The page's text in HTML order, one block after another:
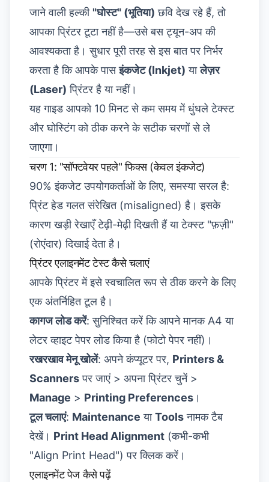
जाने वाली हल्की "घोस्ट" (भूतिया) छवि देख रहे हैं, तो
आपका प्रिंटर टूटा नहीं है—उसे बस ट्यून-अप की
आवश्यकता है। सुधार पूरी तरह से इस बात पर निर्भर
करता है कि आपके पासइंकजेट (Inkjet) यालेज़र
(Laser) प्रिंटर है या नहीं।
यह गाइड आपको 10 मिनट से कम समय में धुंधले टेक्स्ट
और घोस्टिंग को ठीक करने के सटीक चरणों से ले
जाएगा।
चरण 1: "सॉफ्टवेयर पहले" फिक्स (केवल इंकजेट)
90% इंकजेट उपयोगकर्ताओं के लिए, समस्या सरल है:
प्रिंट हेड गलत संरेखित (misaligned) है। इसके
कारण खड़ी रेखाएँ टेढ़ी-मेढ़ी दिखती हैं या टेक्स्ट "फ़ज़ी"
(रोएंदार) दिखाई देता है।
प्रिंटर एलाइनमेंट टेस्ट कैसे चलाएं
आपके प्रिंटर में इसे स्वचालित रूप से ठीक करने के लिए
एक अंतर्निहित टूल है।
कागज लोड करें: सुनिश्चित करें कि आपने मानक A4 या
लेटर व्हाइट पेपर लोड किया है (फोटो पेपर नहीं)।
रखरखाव मेनू खोलें: अपने कंप्यूटर पर, Printers &
Scannersपर जाएं > अपना प्रिंटर चुनें >
Manage > Printing Preferences ।
टूल चलाएं: Maintenance याToolsनामक टैब
देखें। Print Head Alignment (कभी-कभी
"Align Print Head") पर क्लिक करें।
एलाइनमेंट पेज कैसे पढ़ें